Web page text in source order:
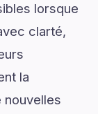
lorsque
clarté,
la
nouvelles